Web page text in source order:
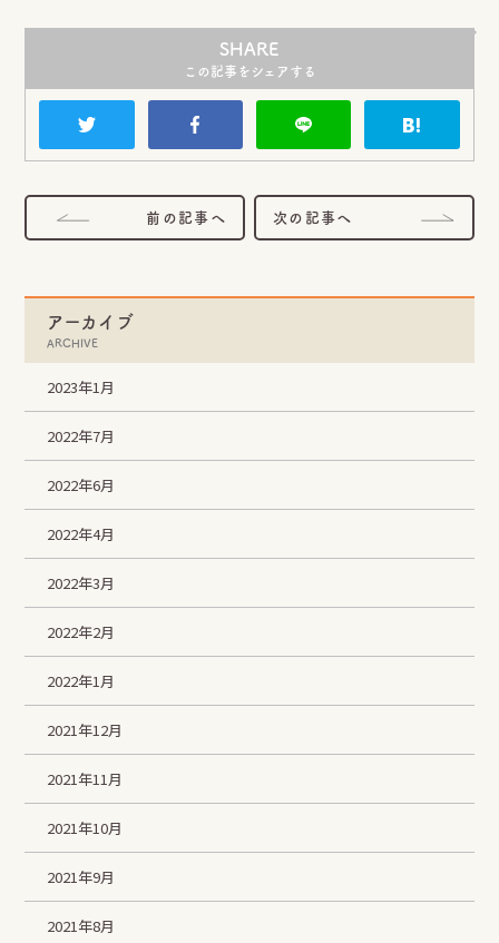
SHARE
この記事をシェアする
前の記事へ 次の記事へ
アーカイブ
ARCHIVE
2023年1月
2022年7月
2022年6月
2022年4月
2022年3月
2022年2月
2022年1月
2021年12月
2021年11月
2021年10月
2021年9月
2021年8月